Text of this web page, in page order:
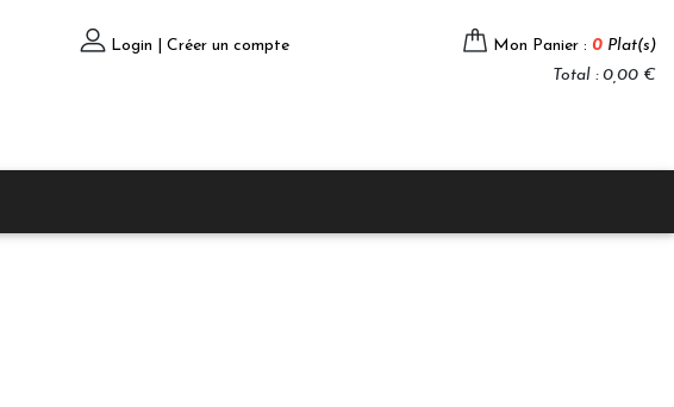
Login | Créer un compte Mon Panier : 0 Plat(s)
Total : 0,00 €